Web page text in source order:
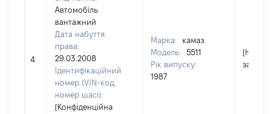
4
Автомобіль
вантажний
Дата набуття
права:
29.03.2008
Ідентифікаційний
номер (VIN-код,
номер шасі):
[Конфіденційна
Марка:
камаз
Модель:
5511
Рік випуску:
1987
[Не